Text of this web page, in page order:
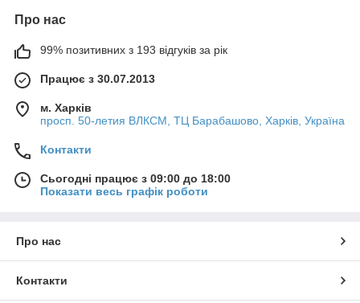
Про нас
99% позитивних з 193 відгуків за рік
Працює з 30.07.2013
м. Харків
просп. 50-летия ВЛКСМ, ТЦ Барабашово, Харків, Україна
Контакти
Сьогодні працює з 09:00 до 18:00
Показати весь графік роботи
Про нас
Контакти